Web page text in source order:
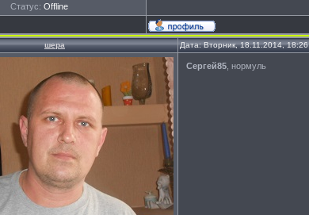
Статус: Offline
шера Дата: Вторник, 18.11.2014,
Сергей85 , нормуль